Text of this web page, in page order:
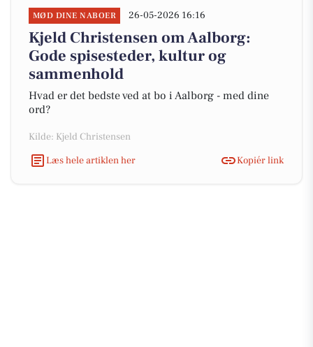
MØD DINE NABOER 26-05-2026 16:16
Kjeld Christensen om Aalborg:
Gode spisesteder, kultur og
sammenhold
Hvad er det bedste ved at bo i Aalborg - med dine
ord?
Kilde: Kjeld Christensen
Læs hele artiklen her
Kopiér link